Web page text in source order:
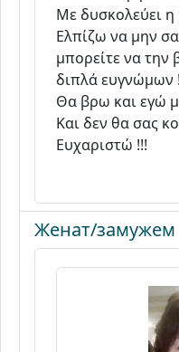
Με δυσκολεύει
Ελπίζω να μην
μπορείτε να την
διπλά ευγνώμων
Θα βρω και εγώ
Και δεν θα σας
Ευχαριστώ !!!
Женат/замужем